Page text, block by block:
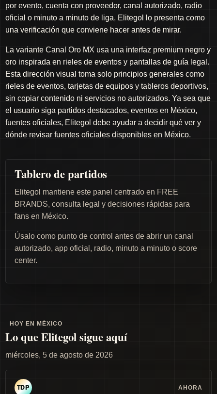
por evento, cuenta con proveedor, canal autorizado, radio
oficial o minuto a minuto de liga, Elitegol lo presenta como
una verificación que conviene hacer antes de mirar.
La variante Canal Oro MX usa una interfaz premium negro y
oro inspirada en rieles de eventos y pantallas de guía legal.
Esta dirección visual toma solo principios generales como
rieles de eventos, tarjetas de equipos y tableros deportivos,
sin copiar contenido ni servicios no autorizados. Ya sea que
el usuario siga partidos destacados, eventos en México,
fuentes oficiales, Elitegol debe ayudar a decidir qué ver y
dónde revisar fuentes oficiales disponibles en México.
Tablero de partidos
Elitegol mantiene este panel centrado en FREE
BRANDS, consulta legal y decisiones rápidas para
fans en México.
Úsalo como punto de control antes de abrir un canal
autorizado, app oficial, radio, minuto a minuto o score
center.
HOY EN MÉXICO
Lo que Elitegol sigue aquí
miércoles, 5 de agosto de 2026
TDP AHORA